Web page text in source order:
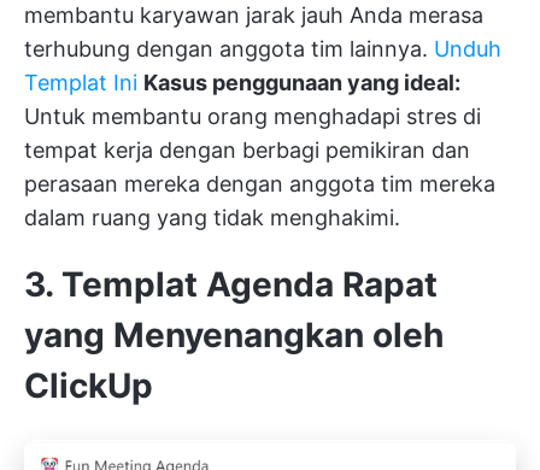
membantu karyawan jarak jauh Anda merasa
terhubung dengan anggota tim lainnya. Unduh
Templat Ini Kasus penggunaan yang ideal:
Untuk membantu orang menghadapi stres di
tempat kerja dengan berbagi pemikiran dan
perasaan mereka dengan anggota tim mereka
dalam ruang yang tidak menghakimi.
3. Templat Agenda Rapat
yang Menyenangkan oleh
ClickUp